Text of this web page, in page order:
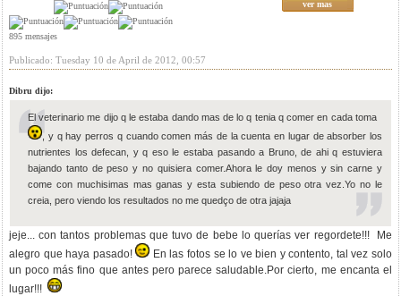
895 mensajes
ver mas
Publicado: Tuesday 10 de April de 2012, 00:57
Dibru dijo:
El veterinario me dijo q le estaba dando mas de lo q tenia q comer en cada toma
, y q hay perros q cuando comen más de la cuenta en lugar de absorber los
nutrientes los defecan, y q eso le estaba pasando a Bruno, de ahi q estuviera
bajando tanto de peso y no quisiera comer.Ahora le doy menos y sin carne y
come con muchisimas mas ganas y esta subiendo de peso otra vez.Yo no le
creia, pero viendo los resultados no me quedço de otra jajaja
jeje... con tantos problemas que tuvo de bebe lo querías ver regordete!!! Me
alegro que haya pasado!
En las fotos se lo ve bien y contento, tal vez solo
un poco más fino que antes pero parece saludable.Por cierto, me encanta el
lugar!!!